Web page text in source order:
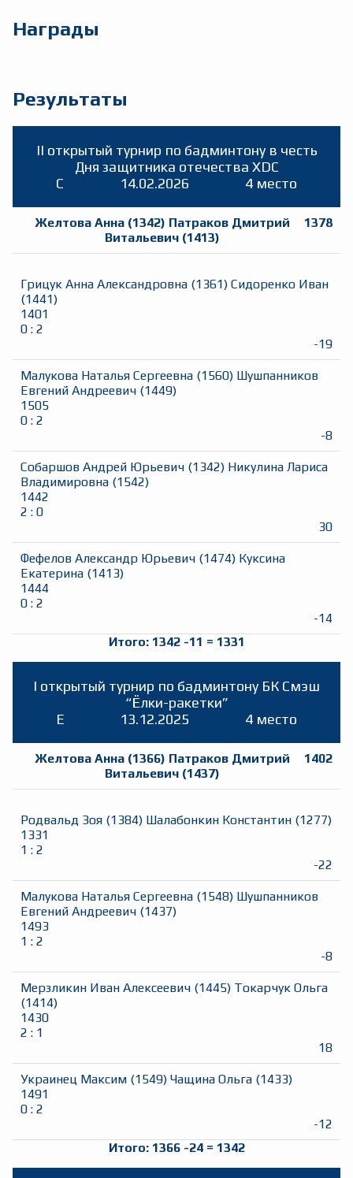
Награды
Результаты
II открытый турнир по бадминтону в честь
Дня защитника отечества XDC
C
14.02.2026 4 место
Желтова Анна (1342) Патраков Дмитрий
Витальевич (1413)
1378
Грицук Анна Александровна (1361) Сидоренко Иван
(1441)
1401
0 : 2
-19
Малукова Наталья Сергеевна (1560) Шушпанников
Евгений Андреевич (1449)
1505
0 : 2
-8
Собаршов Андрей Юрьевич (1342) Никулина Лариса
Владимировна (1542)
1442
2 : 0
30
Фефелов Александр Юрьевич (1474) Куксина
Екатерина (1413)
1444
0 : 2
-14
Итого: 1342 -11 = 1331
I открытый турнир по бадминтону БК Смэш
“Ёлки-ракетки”
E
13.12.2025 4 место
Желтова Анна (1366) Патраков Дмитрий
Витальевич (1437)
1402
Родвальд Зоя (1384) Шалабонкин Константин (1277)
1331
1 : 2
-22
Малукова Наталья Сергеевна (1548) Шушпанников
Евгений Андреевич (1437)
1493
1 : 2
-8
Мерзликин Иван Алексеевич (1445) Токарчук Ольга
(1414)
1430
2 : 1
18
Украинец Максим (1549) Чащина Ольга (1433)
1491
0 : 2
-12
Итого: 1366 -24= 1342